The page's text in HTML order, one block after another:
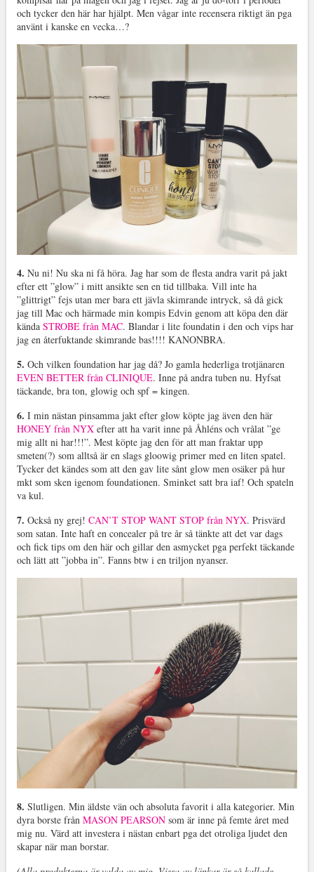
och tycker den här har hjälpt. Men vågar inte recensera riktigt än pga
använt i kanske en vecka…?
4. Nu ni! Nu ska ni få höra. Jag har som de flesta andra varit på jakt
efter ett ”glow” i mitt ansikte sen en tid tillbaka. Vill inte ha
”glittrigt” fejs utan mer bara ett jävla skimrande intryck, så då gick
jag till Mac och härmade min kompis Edvin genom att köpa den där
kända STROBE från MAC. Blandar i lite foundatin i den och vips har
jag en återfuktande skimrande bas!!!! KANONBRA.
5. Och vilken foundation har jag då? Jo gamla hederliga trotjänaren
EVEN BETTER från CLINIQUE. Inne på andra tuben nu. Hyfsat
täckande, bra ton, glowig och spf = kingen.
6. I min nästan pinsamma jakt efter glow köpte jag även den här
HONEY från NYXefter att ha varit inne på Åhléns och vrålat ”ge
mig allt ni har!!!”. Mest köpte jag den för att man fraktar upp
smeten(?) som alltså är en slags gloowig primer med en liten spatel.
Tycker det kändes som att den gav lite sånt glow men osäker på hur
mkt som sken igenom foundationen. Sminket satt bra iaf! Och spateln
va kul.
7. Också ny grej! CAN’T STOP WANT STOP från NYX. Prisvärd
som satan. Inte haft en concealer på tre år så tänkte att det var dags
och fick tips om den här och gillar den asmycket pga perfekt täckande
och lätt att ”jobba in”. Fanns btw i en triljon nyanser.
8. Slutligen. Min äldste vän och absoluta favorit i alla kategorier. Min
dyra borste från MASON PEARSONsom är inne på femte året med
mig nu. Värd att investera i nästan enbart pga det otroliga ljudet den
skapar när man borstar.